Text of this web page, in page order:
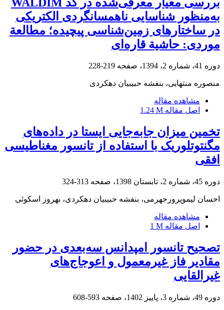
به‌منظور شناسایی ناهمسانگردی الکتریکی
در ساختارهای زمین‌شناسی پیچیده؛ مطالعة
موردی: حاشیة قاره‌ای
دوره 41، شماره 2، 1394، صفحه 219-228
منصوره منتهایی، بنفشه حبیبیان دهکردی
مشاهده مقاله
اصل مقاله 1.24 M
تخمین میزان جابه‌جایی ایستا در داده‌های
مگنتوتلوریک با استفاده از تانسور مغناطیسی
افقی
دوره 45، شماره 2، تابستان 1398، صفحه 313-324
احسان لیموپرورجهرمی، بنفشه حبیبیان دهکردی، بهروز اسکوئی
مشاهده مقاله
اصل مقاله 1 M
تصحیح تانسور امپدانس سه‌بعدی در حضور
مقادیر فاز غیرمعمول و اعوجاج‌های
غیرالقایی
دوره 49، شماره 3، پاییز 1402، صفحه 593-608